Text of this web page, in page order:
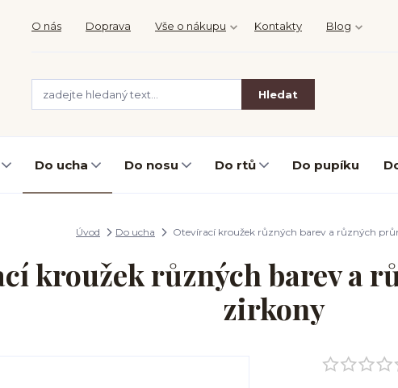
O nás Doprava Vše o nákupu Kontakty Blog
Hledat
Do ucha Do nosu Do rtů Do pupíku
Úvod Do ucha Otevírací kroužek různých barev a různých
kroužek různých barev a
zirkony